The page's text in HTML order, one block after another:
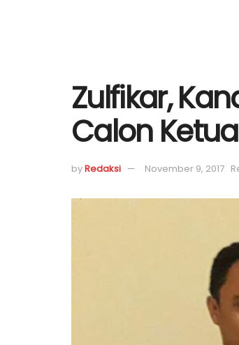
Zulfikar,
Calon Ketua
byRedaksi November 9, 2017